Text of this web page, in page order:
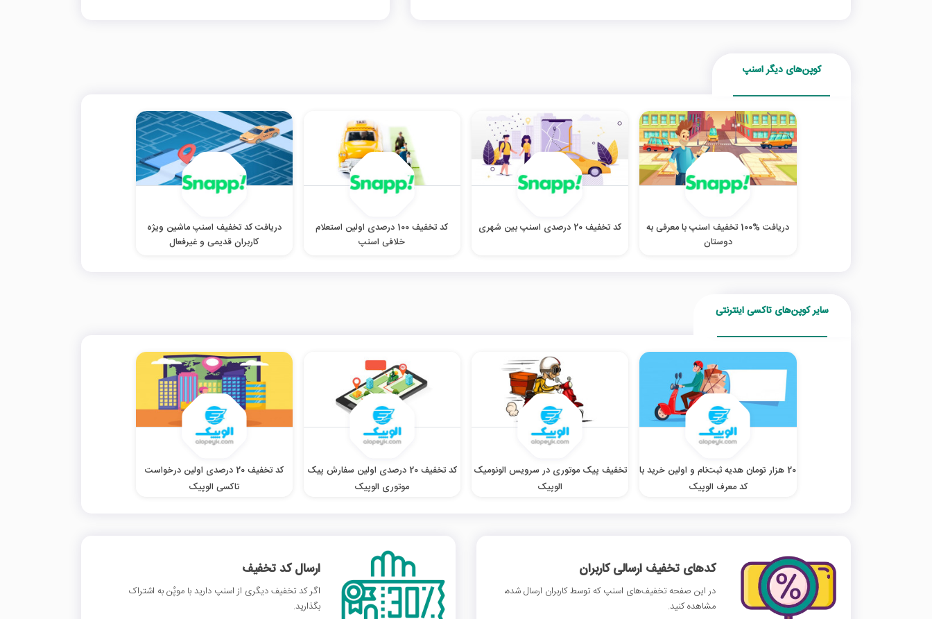
کوپن‌های دیگر اسنپ
دریافت %100 تخفیف اسنپ با معرفی به
دوستان
کد تخفیف 20 درصدی اسنپ بین شهری
کد تخفیف 100 درصدی اولین استعلام
خلافی اسنپ
دریافت کد تخفیف اسنپ ماشین ویژه
کاربران قدیمی و غیرفعال
سایر کوپن‌های تاکسی اینترنتی
20 هزار تومان هدیه ثبت‌نام و اولین خرید با
کد معرف الوپیک
تخفیف پیک موتوری در سرویس الونومیک
الوپیک
کد تخفیف 20 درصدی اولین سفارش پیک
موتوری الوپیک
کد تخفیف 20 درصدی اولین درخواست
تاکسی الوپیک
کدهای تخفیف ارسالی کاربران
در این صفحه تخفیف‌های اسنپ که توسط کاربران ارسال شده،
مشاهده کنید.
ارسال کد تخفیف
اگر کد تخفیف دیگری از اسنپ دارید با موپُن به اشتراک
بگذارید.